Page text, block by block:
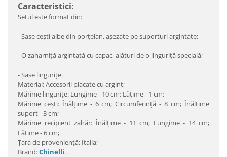
Caracteristici:
Setul este format din:
- Şase ceşti albe din porţelan, aşezate pe suporturi argintate;
- O zaharniţă argintată cu capac, alături de o linguriţă specială;
- Şase linguriţe.
Material: Accesorii placate cu argint;
Mărime lingurițe: Lungime - 10 cm; Lățime - 1 cm;
Mărime cești: Înălțime - 6 cm; Circumferință - 8 cm; Înălțime
suport - 3 cm;
Mărime recipient zahăr: Înălțime - 11 cm; Lungime - 14 cm;
Lățime - 6 cm;
Ţara de provenienţă: Italia;
Brand:Chinelli.